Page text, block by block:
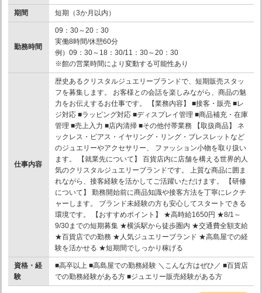
期間 短期（3か月以内）
勤務時間
09：30～20：30
実働8時間/休憩60分
例）09：30～18：30/11：30～20：30
※館の営業時間により変動する可能性あり
仕事内容
歴史あるクリスタルジュエリーブランドで、短期販売スタッ
フを募集します。 お客様との会話を楽しみながら、商品の魅
力をお伝えするお仕事です。 【業務内容】 ■接客・販売 ■レ
ジ対応 ■ラッピング対応 ■ディスプレイ管理 ■商品補充・在庫
管理 ■売上入力 ■店内清掃 ■その他付帯業務 【取扱商品】 ネ
ックレス・ピアス・イヤリング・リング・ブレスレットなど
のジュエリーやアクセサリー、 ファッション小物を取り扱い
ます。 【就業先について】 百貨店内に店舗を構える世界的人
気のクリスタルジュエリーブランドです。 上質な商品に囲ま
れながら、接客経験を活かしてご活躍いただけます。 【研修
について】 勤務開始前に商品知識や接客方法を丁寧にレクチ
ャーします。 ブランド未経験の方も安心してスタートできる
環境です。 【おすすめポイント】 ★高時給1650円 ★8/1～
9/30までの短期募集 ★横浜駅から徒歩圏内 ★交通費全額支給
★百貨店での勤務 ★人気ジュエリーブランド ★高島屋での経
験を活かせる ★短期間でしっかり稼げる
資格・経
験
■高卒以上 ■高島屋での勤務経験 ＼こんな方はぜひ／ ■百貨店
での勤務経験がある方 ■ジュエリー販売経験がある方